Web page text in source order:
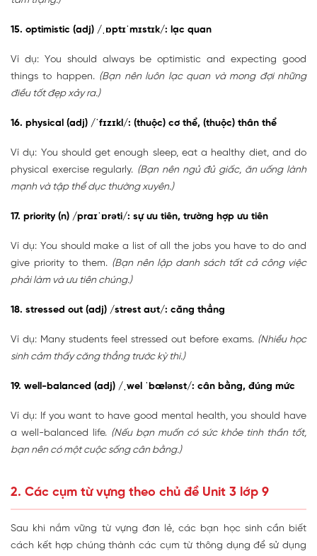
15. optimistic (adj) /ˌɒptɪˈmɪstɪk/: lạc quan
Ví dụ: You should always be optimistic and expecting good
things to happen. (Bạn nên luôn lạc quan và mong đợi những
điều tốt đẹp xảy ra.)
16. physical (adj) /ˈfɪzɪkl/: (thuộc) cơ thể, (thuộc) thân thể
Ví dụ: You should get enough sleep, eat a healthy diet, and do
physical exercise regularly. (Bạn nên ngủ đủ giấc, ăn uống lành
mạnh và tập thể dục thường xuyên.)
17. priority (n) /praɪˈɒrəti/: sự ưu tiên, trường hợp ưu tiên
Ví dụ: You should make a list of all the jobs you have to do and
give priority to them. (Bạn nên lập danh sách tất cả công việc
phải làm và ưu tiên chúng.)
18. stressed out (adj) /strest aʊt/: căng thẳng
Ví dụ: Many students feel stressed out before exams. (Nhiều học
sinh cảm thấy căng thẳng trước kỳ thi.)
19. well-balanced (adj) /ˌwel ˈbælənst/: cân bằng, đúng mức
Ví dụ: If you want to have good mental health, you should have
a well-balanced life. (Nếu bạn muốn có sức khỏe tinh thần tốt,
bạn nên có một cuộc sống cân bằng.)
2. Các cụm từ vựng theo chủ đề Unit 3 lớp 9
Sau khi nắm vững từ vựng đơn lẻ, các bạn học sinh cần biết
cách kết hợp chúng thành các cụm từ thông dụng để sử dụng